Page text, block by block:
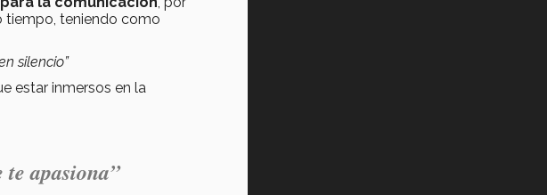
tiempo, teniendo como
silencio”
estar inmersos en la
apasiona”